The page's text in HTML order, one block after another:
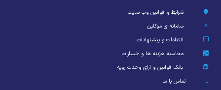
شرایط و قوانین وب سایت
سامانه ی موکلین
انتقادات و پیشنهادات
محاسبه هزینه ها و خسارات
بانک قوانین و آرای وحدت رویه
تماس با ما